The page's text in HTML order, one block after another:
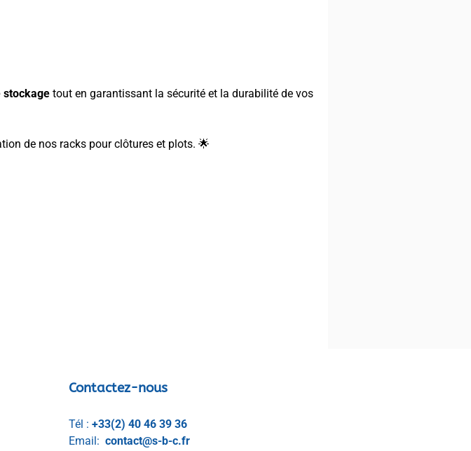
stockage tout en garantissant la sécurité et la durabilité de vos
de nos racks pour clôtures et plots. 🌟
Contactez-nous
Tél : +33(2) 40 46 39 36
Email: contact@s-b-c.fr